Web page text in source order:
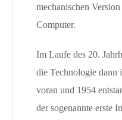
mechanischen
Computer.
Im Laufe des 20.
die Technologie dann
voran und 1954
der sogenannte erste